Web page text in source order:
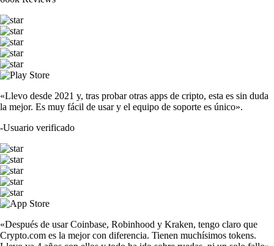
«Llevo desde 2021 y, tras probar otras apps de cripto, esta es sin duda
la mejor. Es muy fácil de usar y el equipo de soporte es único».
-Usuario verificado
«Después de usar Coinbase, Robinhood y Kraken, tengo claro que
Crypto.com es la mejor con diferencia. Tienen muchísimos tokens.